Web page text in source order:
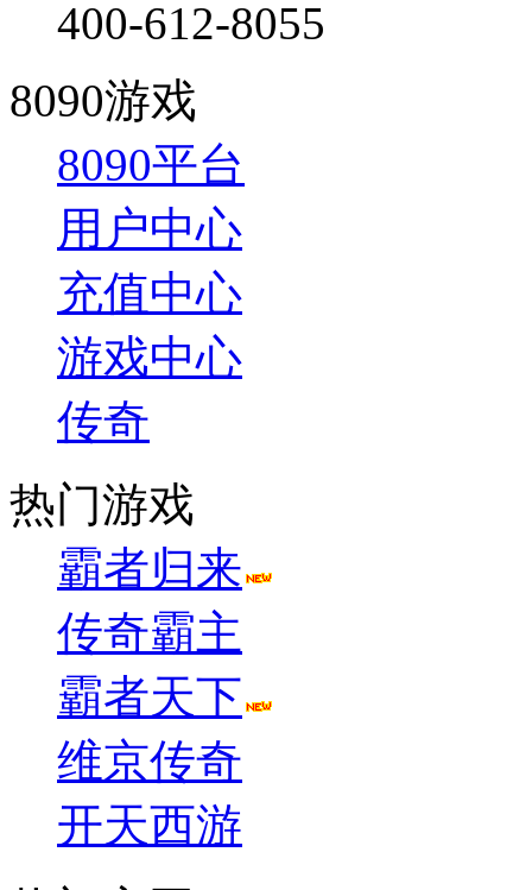
400-612-8055
8090游戏
8090平台
用户中心
充值中心
游戏中心
传奇
热门游戏
霸者归来
传奇霸主
霸者天下
维京传奇
开天西游